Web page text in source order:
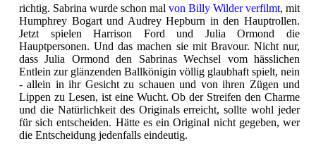
richtig. Sabrina wurde schon mal von Billy Wilder verfilmt, mit
Humphrey Bogart und Audrey Hepburn in den Hauptrollen.
Jetzt spielen Harrison Ford und Julia Ormond die
Hauptpersonen. Und das machen sie mit Bravour. Nicht nur,
dass Julia Ormond den Sabrinas Wechsel vom hässlichen
Entlein zur glänzenden Ballkönigin völlig glaubhaft spielt, nein
- allein in ihr Gesicht zu schauen und von ihren Zügen und
Lippen zu Lesen, ist eine Wucht. Ob der Streifen den Charme
und die Natürlichkeit des Originals erreicht, sollte wohl jeder
für sich entscheiden. Hätte es ein Original nicht gegeben, wer
die Entscheidung jedenfalls eindeutig.